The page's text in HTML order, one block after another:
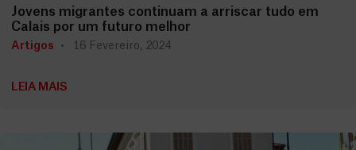
Jovens migrantes continuam a arriscar tudo em
Calais por um futuro melhor
Artigos 16 Fevereiro, 2024
LEIA MAIS